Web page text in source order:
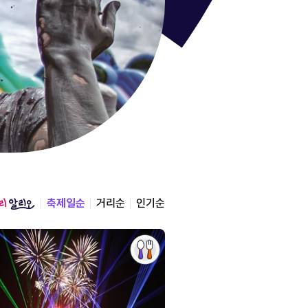
통영한
축제일순 거리순 인기순